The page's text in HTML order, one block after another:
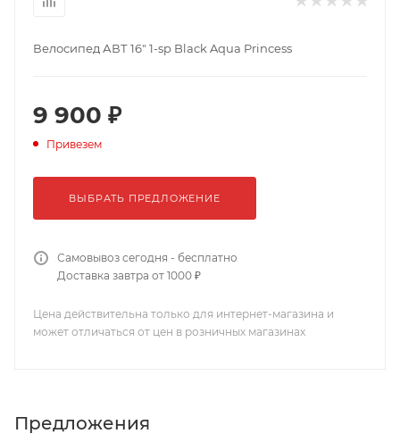
Велосипед АВТ 16" 1-sp Black Aqua Princess
9 900 ₽
Привезем
ВЫБРАТЬ ПРЕДЛОЖЕНИЕ
Самовывоз сегодня - бесплатно
Доставка завтра от 1000 ₽
Цена действительна только для интернет-магазина и
может отличаться от цен в розничных магазинах
Предложения